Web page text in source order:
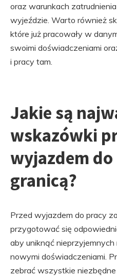
oraz warunkach
wyjeździe. Warto również
które już pracowały w
swoimi doświadczeniami
i pracy tam.
Jakie są
wskazówki
wyjazdem do
granicą?
Przed wyjazdem do pracy
przygotować się
aby uniknąć
nowymi doświadczeniami.
zebrać wszystkie